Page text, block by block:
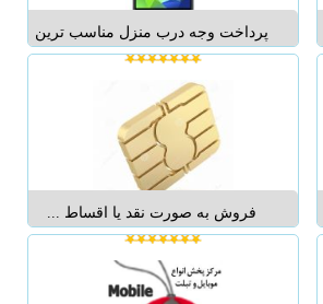
پرداخت وجه درب منزل مناسب ترین
قیمت را از ما بخواهید. مرکز پخش
گوشی های طرح اصلی به سراسر
کشور با مناسب ترین قیمت. حافظه
داخلی دستگاه 1 گیگابایت سیستم
عامل اندروید ورژن...
فروش به صورت نقد یا اقساط ...